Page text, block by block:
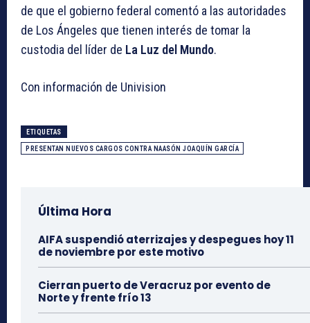
de que el gobierno federal comentó a las autoridades
de Los Ángeles que tienen interés de tomar la
custodia del líder de La Luz del Mundo.
Con información de Univision
ETIQUETAS
PRESENTAN NUEVOS CARGOS CONTRA NAASÓN JOAQUÍN GARCÍA
Última Hora
AIFA suspendió aterrizajes y despegues hoy 11
de noviembre por este motivo
Cierran puerto de Veracruz por evento de
Norte y frente frío 13